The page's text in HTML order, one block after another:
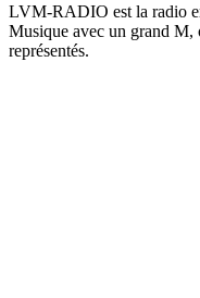
LVM-RADIO est la radio
Musique avec un grand M,
représentés.